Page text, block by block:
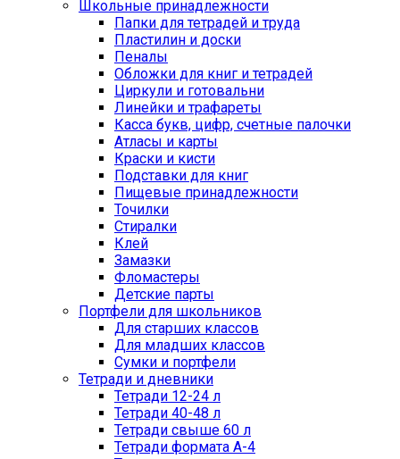
Школьные принадлежности
Папки для тетрадей и труда
Пластилин и доски
Пеналы
Обложки для книг и тетрадей
Циркули и готовальни
Линейки и трафареты
Касса букв, цифр, счетные палочки
Атласы и карты
Краски и кисти
Подставки для книг
Пищевые принадлежности
Точилки
Стиралки
Клей
Замазки
Фломастеры
Детские парты
Портфели для школьников
Для старших классов
Для младших классов
Сумки и портфели
Тетради и дневники
Тетради 12-24 л
Тетради 40-48 л
Тетради свыше 60 л
Тетради формата А-4